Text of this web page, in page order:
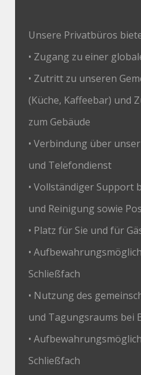
Unsere Privatbüros
• Zugang zu einer
• Zutritt zu unseren
(Küche, Kaffeebar) und
zum Gebäude
• Verbindung über
und Telefondienst
• Vollständiger Support
und Reinigung sowie
• Platz für Sie und für
•
Schließfach
• Nutzung des
und Tagungsraums bei
•
Schließfach